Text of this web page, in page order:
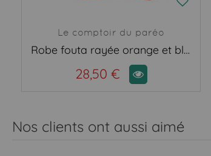
Le comptoir du paréo
Robe fouta rayée orange et bleu marine
28,50 €
Nos clients ont aussi aimé